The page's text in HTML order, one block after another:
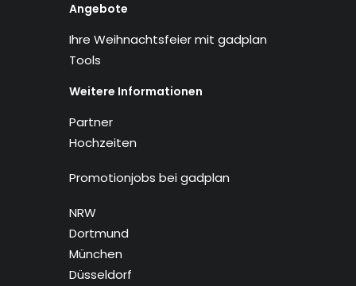
Angebote
Ihre Weihnachtsfeier mit gadplan
Tools
Weitere Informationen
Partner
Hochzeiten
Promotionjobs bei gadplan
NRW
Dortmund
München
Düsseldorf